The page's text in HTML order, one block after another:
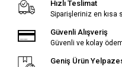
Hızlı Teslimat
Siparişleriniz en kısa
Güvenli Alışveriş
Güvenli ve kolay
Geniş Ürün